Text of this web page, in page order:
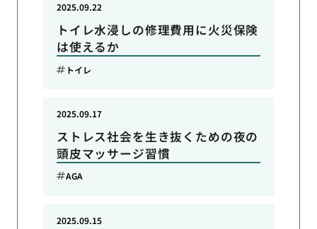
トイレ水浸しの修理費用に火災保険
は使えるか
2025.09.22
トイレ
ストレス社会を生き抜くための夜の
頭皮マッサージ習慣
2025.09.17
AGA
2025.09.15